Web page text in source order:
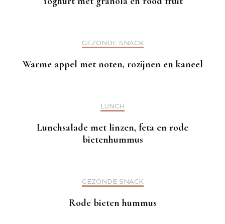
GEZONDE SNACK
Warme appel met noten, rozijnen en kaneel
LUNCH
Lunchsalade met linzen, feta en rode
bietenhummus
GEZONDE SNACK
Rode bieten hummus